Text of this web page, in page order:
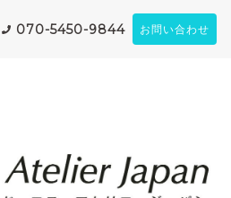
070-5450-9844 お問い合わせ